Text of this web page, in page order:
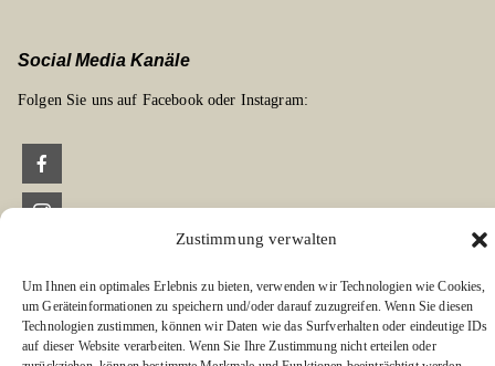
Zustimmung verwalten
Um Ihnen ein optimales Erlebnis zu bieten, verwenden wir Technologien wie Cookies,
um Geräteinformationen zu speichern und/oder darauf zuzugreifen. Wenn Sie diesen
Technologien zustimmen, können wir Daten wie das Surfverhalten oder eindeutige IDs
auf dieser Website verarbeiten. Wenn Sie Ihre Zustimmung nicht erteilen oder
Social Media Kanäle
Folgen Sie uns auf Facebook oder Instagram:
Links zu unseren Partnerverlagen
Edition Bärenklau
BÄRENKLAU EXKLUSIV